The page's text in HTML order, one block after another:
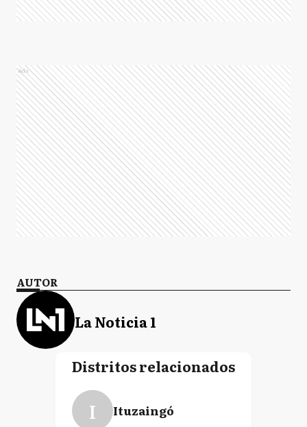
Ads
AUTOR
La Noticia 1
Distritos relacionados
I Ituzaingó